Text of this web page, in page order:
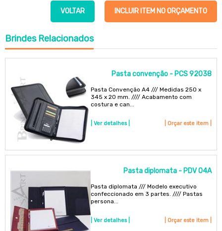
INCLUIR ITEM NO ORÇAMENTO
VOLTAR
BrindesRelacionados
Pasta convenção - PCS 92038
Pasta Convenção A4 /// Medidas 250 x
345 x 20 mm. //// Acabamento com
costura e can...
| Ver detalhes | | Orçar este item |
Pasta diplomata - PDV 04A
Pasta diplomata /// Modelo executivo
confeccionado em 3 partes. //// Pastas
persona...
| Ver detalhes | | Orçar este item |